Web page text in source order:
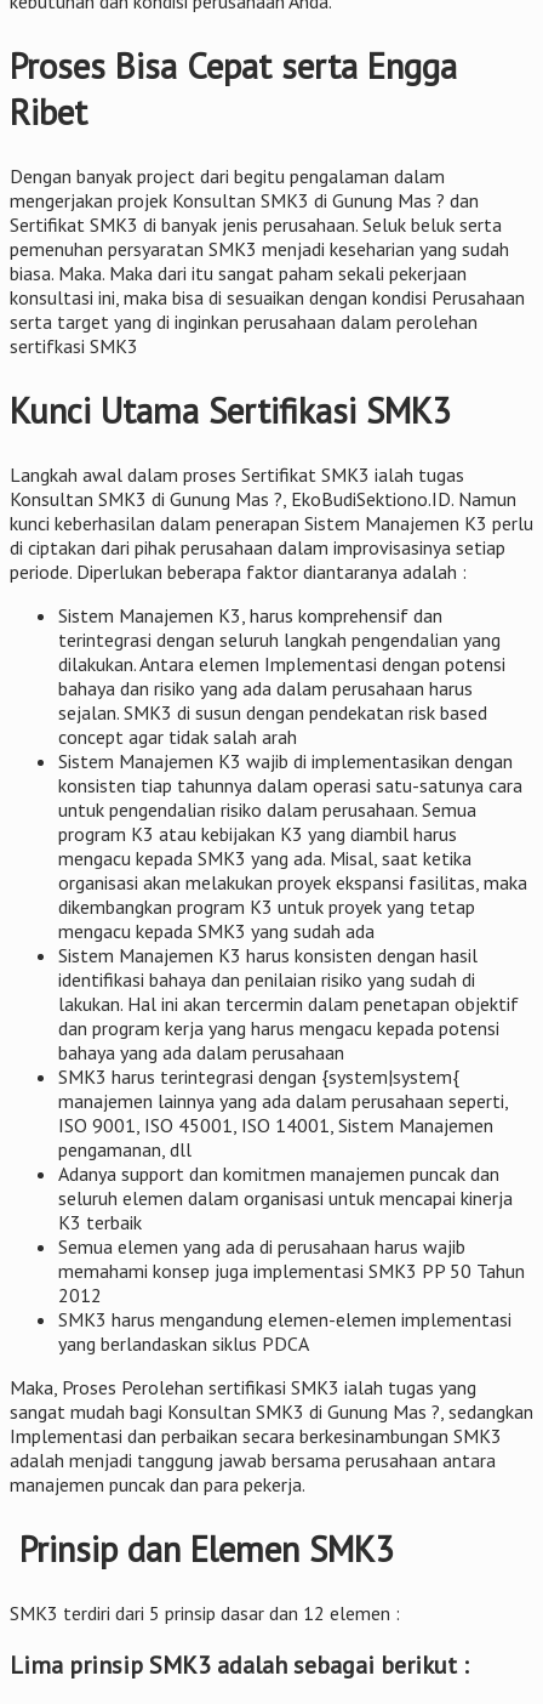
Proses Bisa Cepat serta Engga
Ribet
Dengan banyak project dari begitu pengalaman dalam
mengerjakan projek Konsultan SMK3 di Gunung Mas ? dan
Sertifikat SMK3 di banyak jenis perusahaan. Seluk beluk serta
pemenuhan persyaratan SMK3 menjadi keseharian yang sudah
biasa. Maka. Maka dari itu sangat paham sekali pekerjaan
konsultasi ini, maka bisa di sesuaikan dengan kondisi Perusahaan
serta target yang di inginkan perusahaan dalam perolehan
sertifkasi SMK3
Kunci Utama Sertifikasi SMK3
Langkah awal dalam proses Sertifikat SMK3 ialah tugas
Konsultan SMK3 di Gunung Mas ?, EkoBudiSektiono.ID. Namun
kunci keberhasilan dalam penerapan Sistem Manajemen K3 perlu
di ciptakan dari pihak perusahaan dalam improvisasinya setiap
periode. Diperlukan beberapa faktor diantaranya adalah :
Sistem Manajemen K3, harus komprehensif dan
terintegrasi dengan seluruh langkah pengendalian yang
dilakukan. Antara elemen Implementasi dengan potensi
bahaya dan risiko yang ada dalam perusahaan harus
sejalan. SMK3 di susun dengan pendekatan risk based
concept agar tidak salah arah
Sistem Manajemen K3 wajib di implementasikan dengan
konsisten tiap tahunnya dalam operasi satu-satunya cara
untuk pengendalian risiko dalam perusahaan. Semua
program K3 atau kebijakan K3 yang diambil harus
mengacu kepada SMK3 yang ada. Misal, saat ketika
organisasi akan melakukan proyek ekspansi fasilitas, maka
dikembangkan program K3 untuk proyek yang tetap
mengacu kepada SMK3 yang sudah ada
Sistem Manajemen K3 harus konsisten dengan hasil
identifikasi bahaya dan penilaian risiko yang sudah di
lakukan. Hal ini akan tercermin dalam penetapan objektif
dan program kerja yang harus mengacu kepada potensi
bahaya yang ada dalam perusahaan
SMK3 harus terintegrasi dengan {system|system{
manajemen lainnya yang ada dalam perusahaan seperti,
ISO 9001, ISO 45001, ISO 14001, Sistem Manajemen
pengamanan, dll
Adanya support dan komitmen manajemen puncak dan
seluruh elemen dalam organisasi untuk mencapai kinerja
K3 terbaik
Semua elemen yang ada di perusahaan harus wajib
memahami konsep juga implementasi SMK3 PP 50 Tahun
2012
SMK3 harus mengandung elemen-elemen implementasi
yang berlandaskan siklus PDCA
Maka, Proses Perolehan sertifikasi SMK3 ialah tugas yang
sangat mudah bagi Konsultan SMK3 di Gunung Mas ?, sedangkan
Implementasi dan perbaikan secara berkesinambungan SMK3
adalah menjadi tanggung jawab bersama perusahaan antara
manajemen puncak dan para pekerja.
Prinsip dan Elemen SMK3
SMK3 terdiri dari 5 prinsip dasar dan 12 elemen :
Lima prinsip SMK3 adalah sebagai berikut :